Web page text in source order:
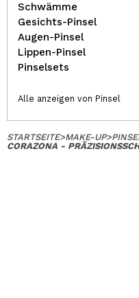
Schwämme
Gesichts-Pinsel
Augen-Pinsel
Lippen-Pinsel
Pinselsets
Alle anzeigen von Pinsel
STARTSEITE>MAKE-UP>
CORAZONA -